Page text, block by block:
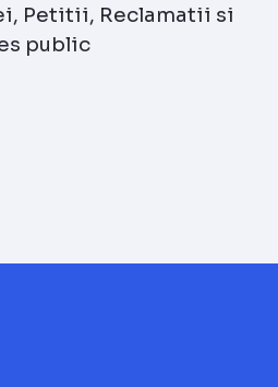
Petitii, Reclamatii si
public